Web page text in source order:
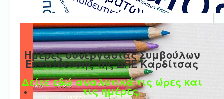
Ημέρες συνεργασίας Συμβούλων
Εκπαίδευσης της ΔΠΕ Καρδίτσας
Δείτε εδώ αναλυτικά τις ώρες και
τις ημέρες.